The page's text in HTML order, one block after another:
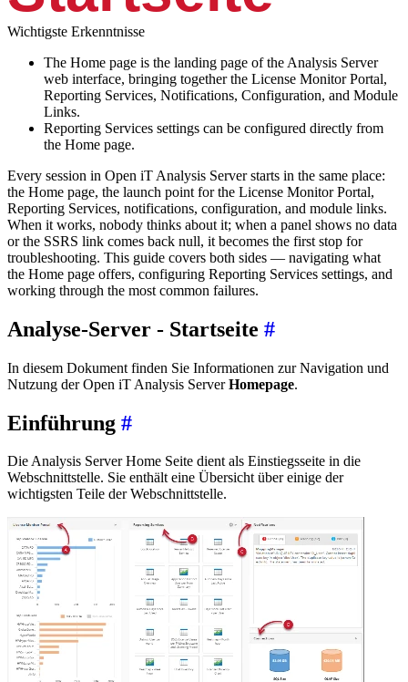
Wichtigste Erkenntnisse
The Home page is the landing page of the Analysis Server
web interface, bringing together the License Monitor Portal,
Reporting Services, Notifications, Configuration, and Module
Links.
Reporting Services settings can be configured directly from
the Home page.
Every session in Open iT Analysis Server starts in the same place:
the Home page, the launch point for the License Monitor Portal,
Reporting Services, notifications, configuration, and module links.
When it works, nobody thinks about it; when a panel shows no data
or the SSRS link comes back null, it becomes the first stop for
troubleshooting. This guide covers both sides — navigating what
the Home page offers, configuring Reporting Services settings, and
working through the most common failures.
Analyse-Server - Startseite #
In diesem Dokument finden Sie Informationen zur Navigation und
Nutzung der Open iT Analysis ServerHomepage.
Einführung #
Die Analysis Server Home Seite dient als Einstiegsseite in die
Webschnittstelle. Sie enthält eine Übersicht über einige der
wichtigsten Teile der Webschnittstelle.